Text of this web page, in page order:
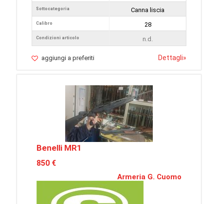
Sottocategoria
Calibro
Condizioni articolo
Canna liscia
28
n.d.
aggiungi a preferiti Dettagli»
Benelli MR1
850 €
Armeria G. Cuomo